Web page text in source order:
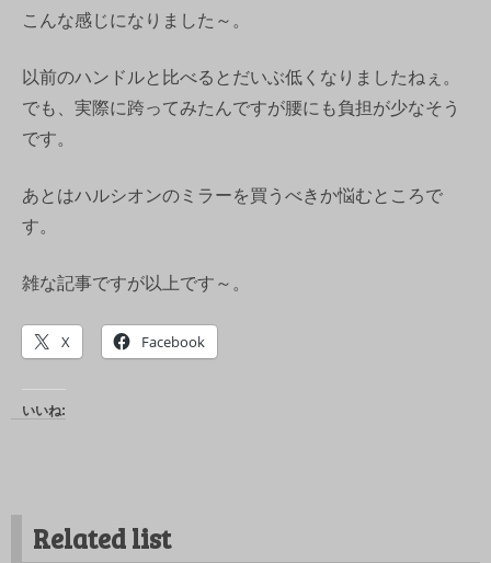
こんな感じになりました～。
以前のハンドルと比べるとだいぶ低くなりましたねぇ。
でも、実際に跨ってみたんですが腰にも負担が少なそう
です。
あとはハルシオンのミラーを買うべきか悩むところで
す。
雑な記事ですが以上です～。
X Facebook
いいね:
Related list